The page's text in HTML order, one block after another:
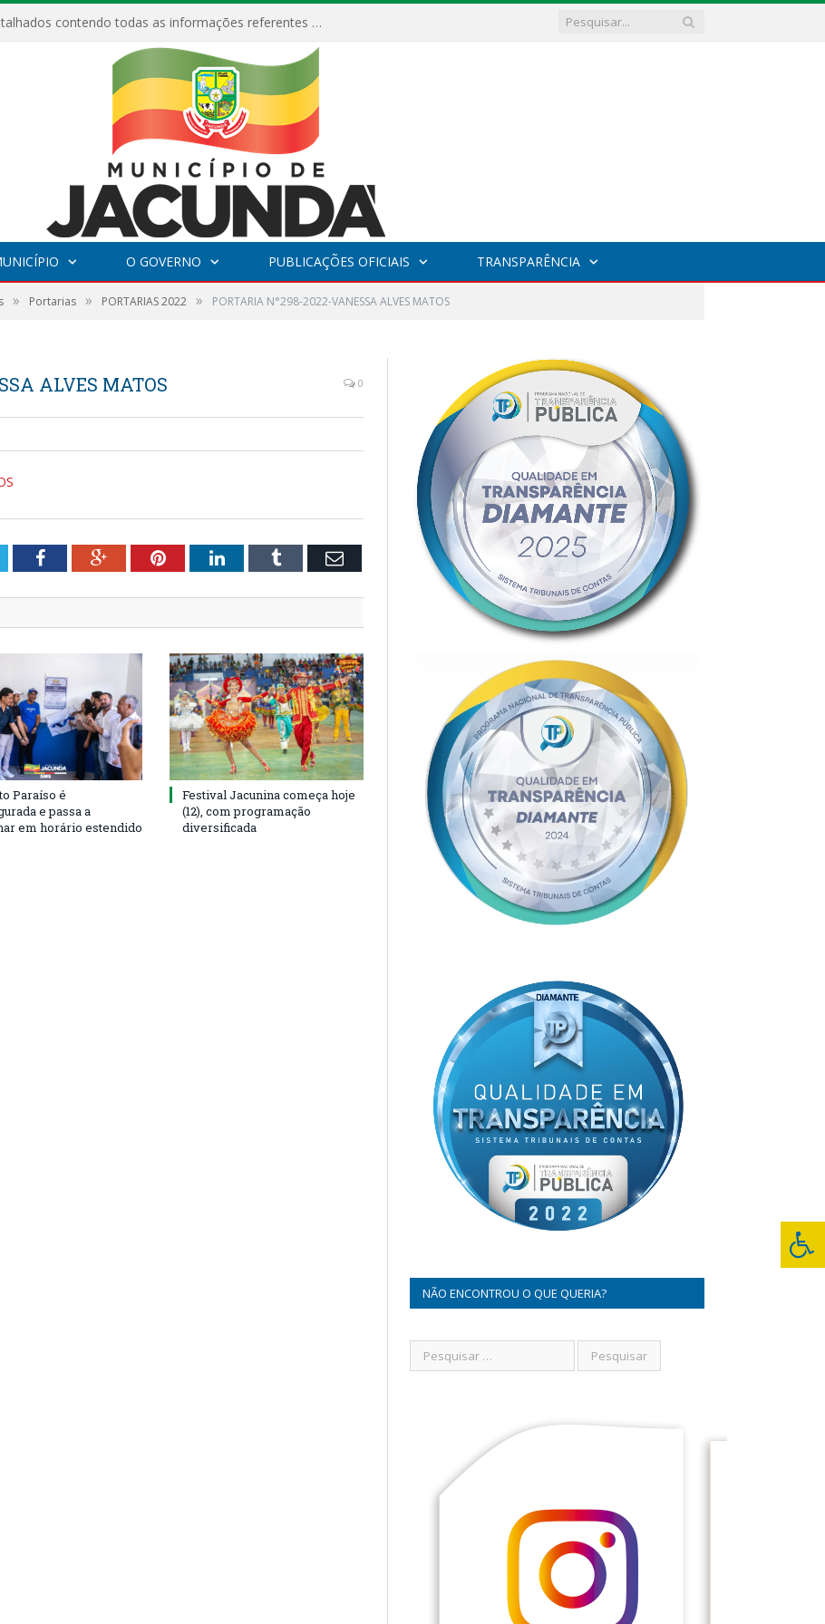
Relatórios Detalhados contendo todas as informações referentes a execução de recursos destinados ao fomento de projetos culturais no Município de Jacundá entre os anos de 2022 ao presente ano de 2026.
O GOVERNO PUBLICAÇÕES OFICIAIS TRANSPARÊNCIA
» Portarias » PORTARIAS 2022 » PORTARIA N°298-2022-VANESSA ALVES MATOS
ALVES MATOS 0
FacebookGoogle+PinterestLinkedInTumblr Email
Paraíso é
e passa a
em horário estendido
Festival Jacunina começa hoje
(12), com programação
diversificada
NÃO ENCONTROU O QUE QUERIA?